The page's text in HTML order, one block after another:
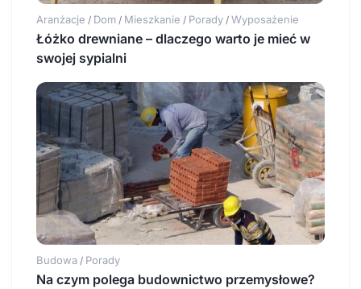
Aranżacje / Dom / Mieszkanie / Porady / Wyposażenie
Łóżko drewniane – dlaczego warto je mieć w
swojej sypialni
Budowa / Porady
Na czym polega budownictwo przemysłowe?